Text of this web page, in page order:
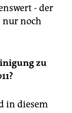
- der
nur noch
zu
in diesem